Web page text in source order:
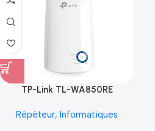
TP-Link TL-WA850RE
Répéteur, Informatiques